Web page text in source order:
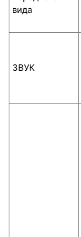
вида
ЗВУК